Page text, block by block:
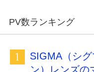
PV数ランキング
SIGMA（シ
ン）レンズの